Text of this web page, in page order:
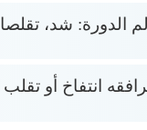
الدورة: شد،
انتفاخ أو